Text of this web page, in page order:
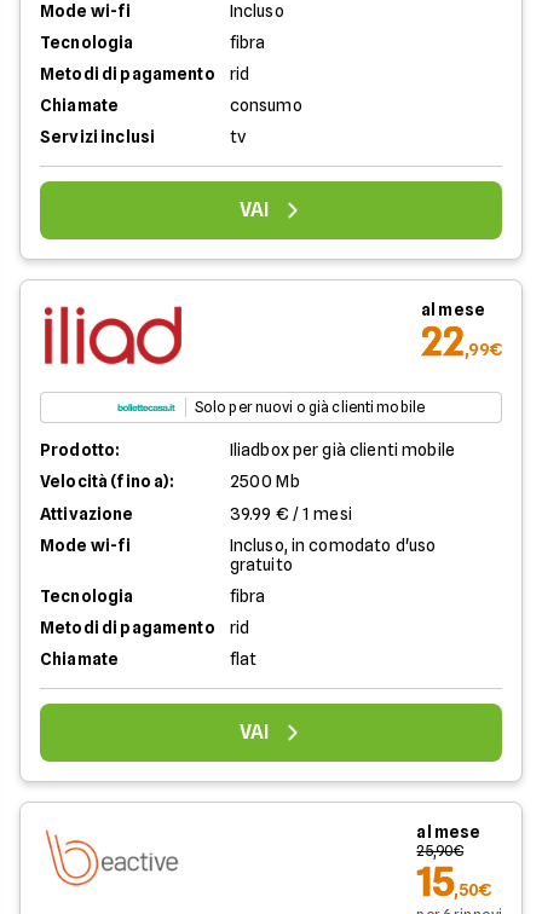
Mode wi-fi
Incluso
Tecnologia
fibra
Metodi di pagamento
rid
Chiamate
consumo
Servizi inclusi
tv
VAI
al mese
22,99€
Solo per nuovi o già clienti mobile
Prodotto:
Iliadbox per già clienti mobile
Velocità (fino a):
2500 Mb
Attivazione
39.99 € / 1 mesi
Mode wi-fi
Incluso, in comodato d'uso
gratuito
Tecnologia
fibra
Metodi di pagamento
rid
Chiamate
flat
VAI
al mese
25,90€
15,50€